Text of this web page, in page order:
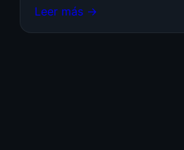
Leer más →